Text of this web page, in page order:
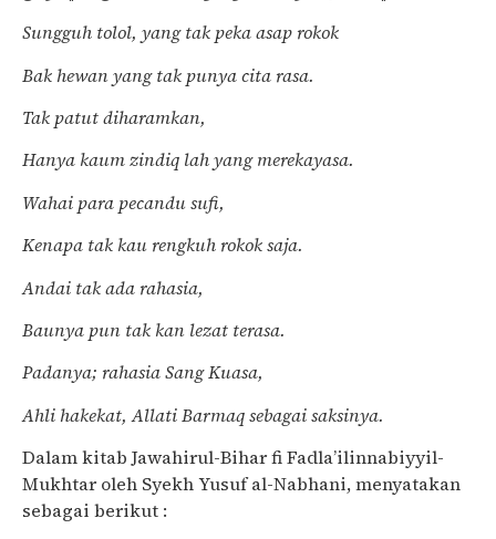
Sungguh tolol, yang tak peka asap rokok
Bak hewan yang tak punya cita rasa.
Tak patut diharamkan,
Hanya kaum zindiq lah yang merekayasa.
Wahai para pecandu sufi,
Kenapa tak kau rengkuh rokok saja.
Andai tak ada rahasia,
Baunya pun tak kan lezat terasa.
Padanya; rahasia Sang Kuasa,
Ahli hakekat, Allati Barmaq sebagai saksinya.
Dalam kitab Jawahirul-Bihar fi Fadla’ilinnabiyyil-
Mukhtar oleh Syekh Yusuf al-Nabhani, menyatakan
sebagai berikut :